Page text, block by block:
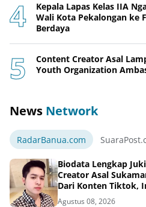
Kepala Lapas Kelas IIA
Wali Kota Pekalongan ke
Berdaya
Content Creator Asal
Youth Organization
News Network
RadarBanua.com
Biodata Lengkap
Creator Asal
Dari Konten Tiktok,
Agustus 08, 2026